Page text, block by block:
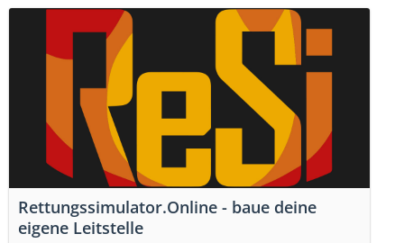
Rettungssimulator.Online - baue deine
eigene Leitstelle